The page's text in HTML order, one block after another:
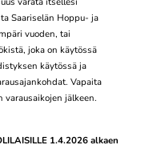
Saariselän Hoppu- ja
vuoden, tai
joka on käytössä
käytössä ja
Vapaita
jälkeen.
1.4.2026 alkaen